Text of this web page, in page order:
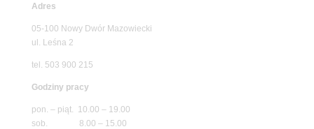
Adres
05-100 Nowy Dwór Mazowiecki
ul. Leśna 2
tel. 503 900 215
Godziny pracy
pon. – piąt. 10.00 – 19.00
sob. 8.00 – 15.00